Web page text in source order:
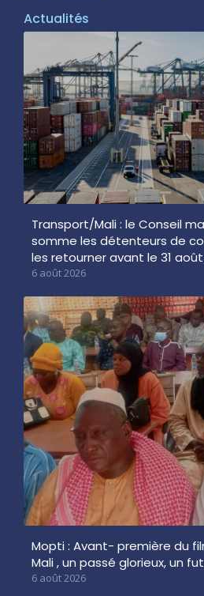
Actualités
Transport/Mali : le Conseil
somme les détenteurs de
les retourner avant le 31 août
6 août 2026
Mopti : Avant- première du
Mali , un passé glorieux, un
6 août 2026